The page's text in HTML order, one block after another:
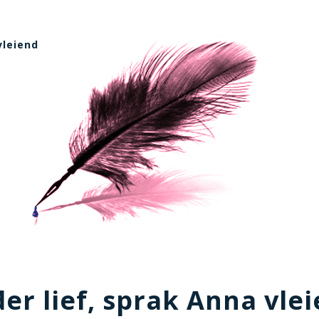
lief, sprak Anna